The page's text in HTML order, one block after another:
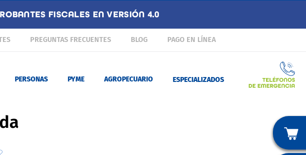
FISCALES EN VERSIÓN 4.0
PREGUNTAS FRECUENTES BLOG PAGO EN LÍNEA
PERSONAS PYME AGROPECUARIO ESPECIALIZADOS